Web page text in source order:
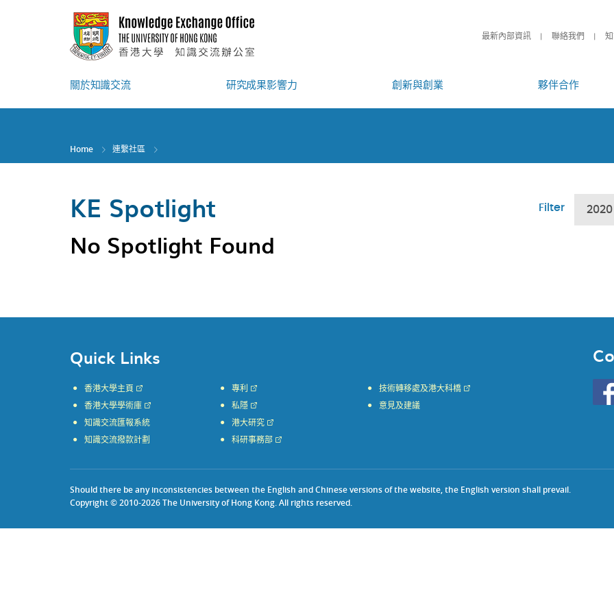
最新內部資訊 聯絡我們
關於知識交流 研究成果影響力 創新與創業 夥伴合作
Home 連繫社區
KE Spotlight Filter 2020
No Spotlight Found
Quick Links
香港大學主頁
香港大學學術庫
知識交流匯報系統
知識交流撥款計劃
專利
私隱
港大研究
科研事務部
技術轉移處及港大科橋
意見及建議
HKU
Should there be any inconsistencies between the English and Chinese versions of the website, the English version shall prevail.
Copyright © 2010-2026 The University of Hong Kong. All rights reserved.